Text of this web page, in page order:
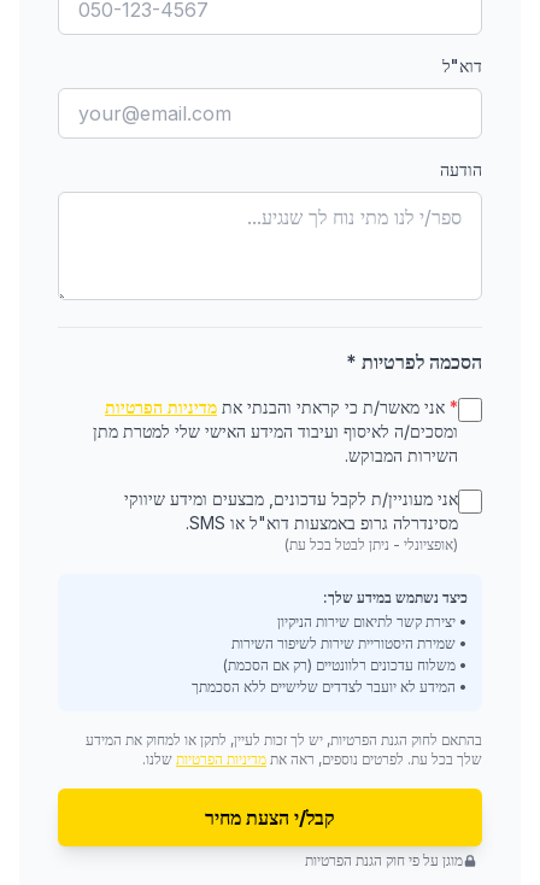
דוא"ל
הודעה
הסכמה לפרטיות *
* אני מאשר/ת כי קראתי והבנתי את מדיניות הפרטיות
ומסכים/ה לאיסוף ועיבוד המידע האישי שלי למטרת מתן
השירות המבוקש.
אני מעוניין/ת לקבל עדכונים, מבצעים ומידע שיווקי
מסינדרלה גרופ באמצעות דוא"ל או SMS.
(אופציונלי - ניתן לבטל בכל עת)
כיצד נשתמש במידע שלך:
• יצירת קשר לתיאום שירות הניקיון
• שמירת היסטוריית שירות לשיפור השירות
• משלוח עדכונים רלוונטיים (רק אם הסכמת)
• המידע לא יועבר לצדדים שלישיים ללא הסכמתך
בהתאם לחוק הגנת הפרטיות, יש לך זכות לעיין, לתקן או למחוק את המידע
שלך בכל עת. לפרטים נוספים, ראה את מדיניות הפרטיות שלנו.
קבל/י הצעת מחיר
מוגן על פי חוק הגנת הפרטיות